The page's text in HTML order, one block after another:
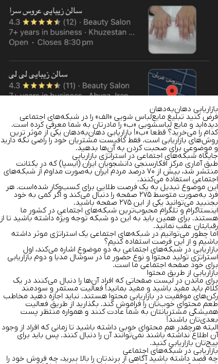
بازاریابی دهان‌به‌دهان
فرض کنید تبلیغ مایع‌لباس شویی «الف» را در شبکه‎‌های اجتماعی
دیده‌اید و مایع لباسشویی «ب» را مادر‌تان به شما معرفی کرده است.
کدام را می‌خرید؟ قطعا «ب»! بازاریابی دهان‎‌به‌دهان یکی از موثر ترین
روش‌های بازاریابی است. فقط کافیست مشتریان خود را راضی نگه دارید
و موضوعی برای صحبت کردن به آن‌ها بدهید.
جایگاه شبکه‌های اجتماعی در استراتژی بازاریابی
طبق آماری مرکز افکارسنجی دانشجویان ایران (ایسپا) که در یکتانت
منتشر شد، بیش از ۷۰ درصد مردم ایران به‌صورت مداوم از شبکه‌های
اجتماعی استفاده می‌کنند.
این موضوع تبدیل به یک فرصت طلایی برای کسب‌و‌کار شده‌است. هر
فرد به‌صورت متوسط ۲۷۵ صفحه را دنبال می‌کند و اگر کمی به خود
بجنبید می‌توانید یکی از این ۲۷۵ صفحه باشید.
اینستاگرام و تلگرام محبوب‌ترین شبکه‌های اجتماعی در کشور ما
هستند. برای همین باید به این دو شبکه توجه ویژه داشته باشید تا از
رقبایتان عقب نمانید.
اما چطور می‌توانیم در شبکه‌های اجتماعی یک استراتژی موثر داشته
باشیم و از این فرصت استفاده کنیم؟
بازاریابی در شبکه‌های اجتماعی به دو موضوع اشاره می‌کند، اول
استراتژی تولید محتوا و نوع حضور ما در سوشال مدیا و دوم بازاریابی
برای خود صفحه اجتماعی ما است.
بازاریابی از طریق محتوا
برای ماندن در لیست صفحاتی که افراد آن‌ها را دنبال می‌کنند در یک
کلام باید مفید باشید و مفید بمانید! فعالیت مستمر و سودمند
رکن‌های موفقیت در بازاریابی محتوا هستند. نباید اجازه دهید مخاطب
طعم محتوای خوب‌تان را فراموش کند. بگذارید از طریق فعالیت
همیشگی مشتریانتان به شما عادت کنند و همواره منتظر پست
بعدی‌تان باشند!
البته هر‌چقدر هم محتوای خوبی داشته باشید تا زمانی که افراد از وجود
آن اطلاع نداشته باشند نمی‌توانند آن را دنبال کنند. پس باید برای
پیج‌تان بازاریابی کنید.
بازاریابی در شبکه‌های اجتماعی
چه قصد داشته باشید آگاهی از برند‌تان را بالا ببرید، چه فروش خود را